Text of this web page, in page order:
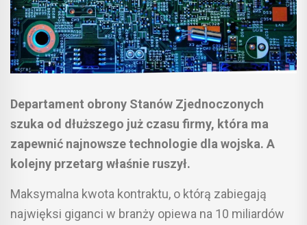
Departament obrony Stanów Zjednoczonych
szuka od dłuższego już czasu firmy, która ma
zapewnić najnowsze technologie dla wojska. A
kolejny przetarg właśnie ruszył.
Maksymalna kwota kontraktu, o którą zabiegają
najwięksi giganci w branży opiewa na 10 miliardów